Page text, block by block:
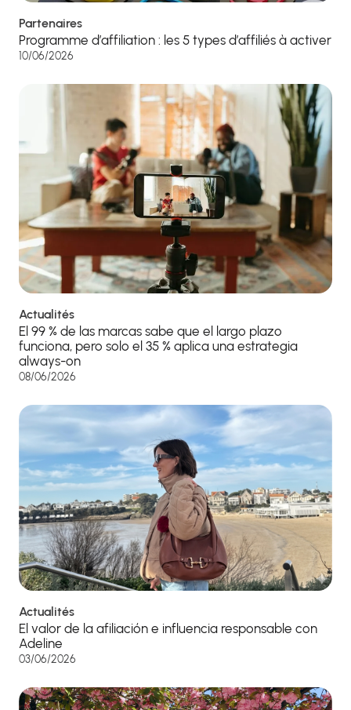
Partenaires
Programme d’affiliation : les 5 types d’affiliés à activer
10/06/2026
Actualités
El 99 % de las marcas sabe que el largo plazo
funciona, pero solo el 35 % aplica una estrategia
always-on
08/06/2026
Actualités
El valor de la afiliación e influencia responsable con
Adeline
03/06/2026